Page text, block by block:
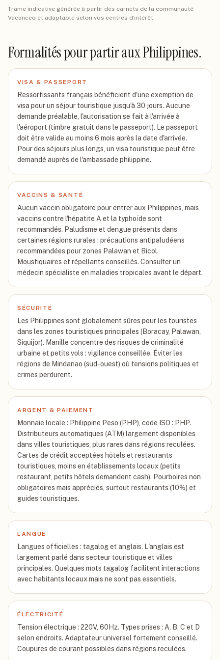
Trame indicative générée à partir des carnets de la communauté
Vacanceo et adaptable selon vos centres d'intérêt.
Formalités pour partiraux Philippines.
VISA & PASSEPORT
Ressortissants français bénéficient d'une exemption de
visa pour un séjour touristique jusqu'à 30 jours. Aucune
demande préalable, l'autorisation se fait à l'arrivée à
l'aéroport (timbre gratuit dans le passeport). Le passeport
doit être valide au moins 6 mois après la date d'arrivée.
Pour des séjours plus longs, un visa touristique peut être
demandé auprès de l'ambassade philippine.
VACCINS & SANTÉ
Aucun vaccin obligatoire pour entrer aux Philippines, mais
vaccins contre l'hépatite A et la typhoïde sont
recommandés. Paludisme et dengue présents dans
certaines régions rurales : précautions antipaludéens
recommandées pour zones Palawan et Bicol.
Moustiquaires et répellants conseillés. Consulter un
médecin spécialiste en maladies tropicales avant le départ.
SÉCURITÉ
Les Philippines sont globalement sûres pour les touristes
dans les zones touristiques principales (Boracay, Palawan,
Siquijor). Manille concentre des risques de criminalité
urbaine et petits vols : vigilance conseillée. Éviter les
régions de Mindanao (sud-ouest) où tensions politiques et
crimes perdurent.
ARGENT & PAIEMENT
Monnaie locale : Philippine Peso (PHP), code ISO : PHP.
Distributeurs automatiques (ATM) largement disponibles
dans villes touristiques, plus rares dans régions reculées.
Cartes de crédit acceptées hôtels et restaurants
touristiques, moins en établissements locaux (petits
restaurant, petits hôtels demandent cash). Pourboires non
obligatoires mais appréciés, surtout restaurants (10%) et
guides touristiques.
LANGUE
Langues officielles : tagalog et anglais. L'anglais est
largement parlé dans secteur touristique et villes
principales. Quelques mots tagalog facilitent interactions
avec habitants locaux mais ne sont pas essentiels.
ÉLECTRICITÉ
Tension électrique : 220V, 60Hz. Types prises : A, B, C et D
selon endroits. Adaptateur universel fortement conseillé.
Coupures de courant possibles dans régions reculées.